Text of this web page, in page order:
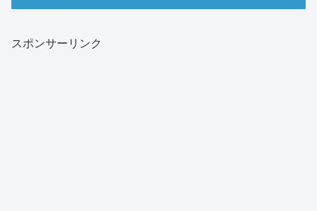
スポンサーリンク